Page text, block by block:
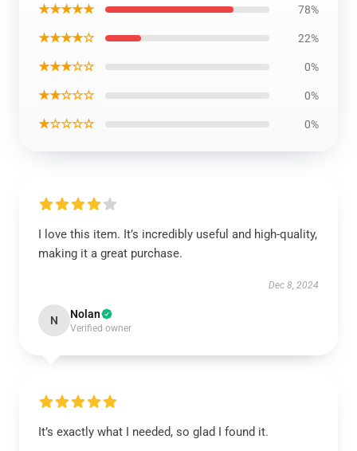
★★★★★ 78%
★★★★☆ 22%
★★★☆☆ 0%
★★☆☆☆ 0%
★☆☆☆☆ 0%
I love this item. It’s incredibly useful and high-quality,
making it a great purchase.
Dec 8, 2024
N Nolan
Verified owner
It’s exactly what I needed, so glad I found it.